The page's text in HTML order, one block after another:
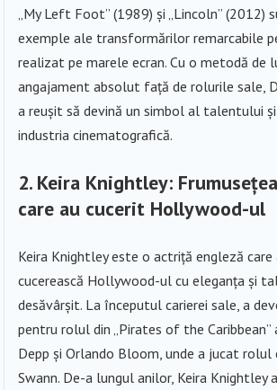
„My Left Foot” (1989) și „Lincoln” (2012)
exemple ale transformărilor remarcabile
realizat pe marele ecran. Cu o metodă de
angajament absolut față de rolurile sale,
a reușit să devină un simbol al talentului
industria cinematografică.
2. Keira Knightley:
care au cucerit Hollywood-ul
Keira Knightley este o actriță engleză care
cucerească Hollywood-ul cu eleganța și
desăvârșit. La începutul carierei sale, a
pentru rolul din „Pirates of the Caribbean”
Depp și Orlando Bloom, unde a jucat rolul
Swann. De-a lungul anilor, Keira Knightley